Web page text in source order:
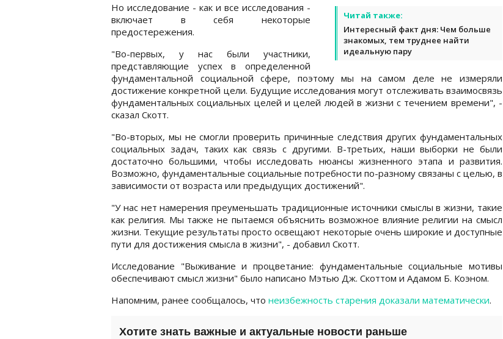
Читай также:
Интересный факт дня: Чем больше
знакомых, тем труднее найти
идеальную пару
Но исследование - как и все исследования -
включает в себя некоторые
предостережения.
"Во-первых, у нас были участники,
представляющие успех в определенной
фундаментальной социальной сфере, поэтому мы на самом деле не измеряли
достижение конкретной цели. Будущие исследования могут отслеживать взаимосвязь
фундаментальных социальных целей и целей людей в жизни с течением времени", -
сказал Скотт.
"Во-вторых, мы не смогли проверить причинные следствия других фундаментальных
социальных задач, таких как связь с другими. В-третьих, наши выборки не были
достаточно большими, чтобы исследовать нюансы жизненного этапа и развития.
Возможно, фундаментальные социальные потребности по-разному связаны с целью, в
зависимости от возраста или предыдущих достижений".
"У нас нет намерения преуменьшать традиционные источники смыслы в жизни, такие
как религия. Мы также не пытаемся объяснить возможное влияние религии на смысл
жизни. Текущие результаты просто освещают некоторые очень широкие и доступные
пути для достижения смысла в жизни", - добавил Скотт.
Исследование "Выживание и процветание: фундаментальные социальные мотивы
обеспечивают смысл жизни" было написано Мэтью Дж. Скоттом и Адамом Б. Коэном.
Напомним, ранее сообщалось, что неизбежность старения доказали математически.
Хотите знать важные и актуальные новости раньше